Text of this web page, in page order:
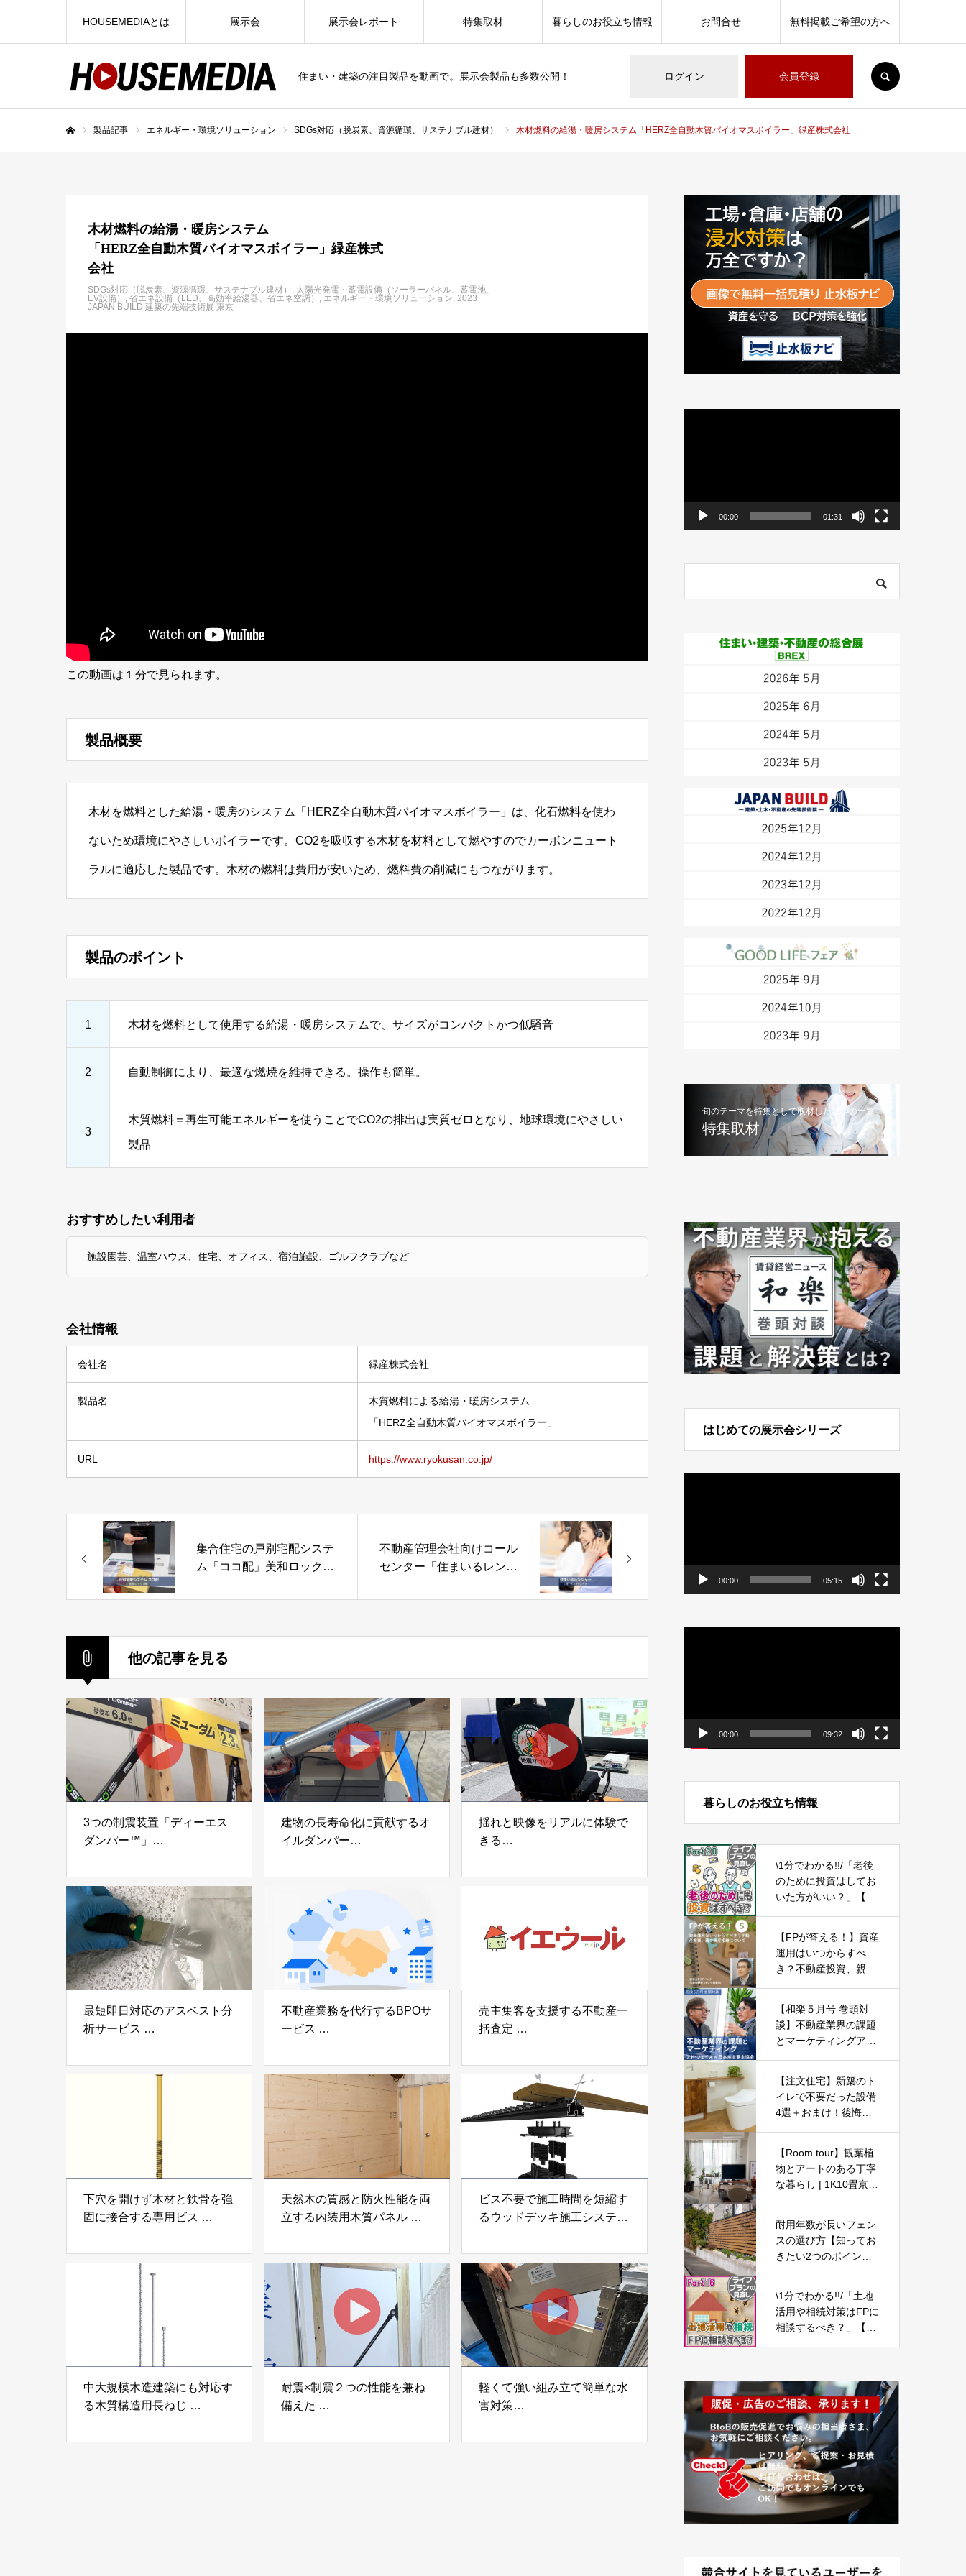
住まい・建築の注目製品を動画で。展示会製品も多数公開！ ログイン 会員登録
HOUSEMEDIAとは 展示会 展示会レポート 特集取材 暮らしのお役立ち情報 お問合せ 無料掲載ご希望の方へ
製品記事 エネルギー・環境ソリューション SDGs対応（脱炭素、資源循環、サステナブル建材） 木材燃料の給湯・暖房システム「HERZ全自動木質バイオマスボイラー」緑産株式会社
木材燃料の給湯・暖房システム
「HERZ全自動木質バイオマスボイラー」緑産株式
会社
SDGs対応（脱炭素、資源循環、サステナブル建材）
太陽光発電・蓄電設備（ソーラーパネル、蓄電池、
EV設備）
省エネ設備（LED、高効率給湯器、省エネ空調） エネルギー・環境ソリューション 2023
JAPAN BUILD 建築の先端技術展 東京
この動画は１分で見られます。
製品概要
木材を燃料とした給湯・暖房のシステム「HERZ全自動木質バイオマスボイラー」は、化石燃料を使わ
ないため環境にやさしいボイラーです。CO2を吸収する木材を材料として燃やすのでカーボンニュート
ラルに適応した製品です。木材の燃料は費用が安いため、燃料費の削減にもつながります。
製品のポイント
1 木材を燃料として使用する給湯・暖房システムで、サイズがコンパクトかつ低騒音
2 自動制御により、最適な燃焼を維持できる。操作も簡単。
3
木質燃料＝再生可能エネルギーを使うことでCO2の排出は実質ゼロとなり、地球環境にやさしい
製品
おすすめしたい利用者
施設園芸、温室ハウス、住宅、オフィス、宿泊施設、ゴルフクラブなど
会社情報
会社名 緑産株式会社
製品名
木質燃料による給湯・暖房システム
「HERZ全自動木質バイオマスボイラー」
URL https://www.ryokusan.co.jp/
集合住宅の戸別宅配システ
ム「ココ配」美和ロック株
不動産管理会社向けコール
センター「住まいるレンジ
ロクリエイト
他の記事を見る
3つの制震装置「ディーエス
ダンパー™」
プ®」
アイディールブレーン株式会
社
建物の長寿命化に貢献するオ
イルダンパー
「evoltz」
揺れと映像をリアルに体験で
きる
「地震ザブトン」
最短即日対応のアスベスト分
析サービス
株式会社べスター
不動産業務を代行するBPOサ
ービス
らぶGROUP
売主集客を支援する不動産一
括査定
Speee
下穴を開けず木材と鉄骨を強
固に接合する専用ビス
株式会社
天然木の質感と防火性能を両
立する内装用木質パネル
モクパネル）」 合同会社サ
ンパテック
ビス不要で施工時間を短縮す
るウッドデッキ施工システム
JAPAN
中大規模木造建築にも対応す
る木質構造用長ねじ
ス」 株式会社カナイ
耐震×制震２つの性能を兼ね
備えた
工業株式会社
軽くて強い組み立て簡単な水
害対策
ー」
00:00 01:31
旬のテーマを特集として取材した記事の一覧
特集取材
はじめての展示会シリーズ
00:00 05:15
動
00:00 09:32
暮らしのお役立ち情報
\1分でわかる!!/「老後
のために投資はしてお
いた方がいい？」【ラ
【FPが答える！】資産
運用はいつからすべ
き？不動産投資、親の
【和楽５月号 巻頭対
談】不動産業界の課題
とマーケティングア
【注文住宅】新築のト
イレで不要だった設備
4選＋おまけ！後悔し
ム】
【Room tour】観葉植
物とアートのある丁寧
な暮らし | 1K10畳京都
耐用年数が長いフェン
スの選び方【知ってお
きたい2つのポイン
\1分でわかる!!/「土地
活用や相続対策はFPに
相談するべき？」【ラ